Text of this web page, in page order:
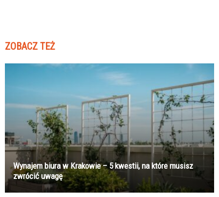
ZOBACZ TEŻ
Wynajem biura w Krakowie – 5 kwestii, na które musisz
zwrócić uwagę